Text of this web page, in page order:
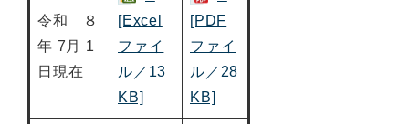
令和 ８
年 7月 1
日現在
[Excel
ファイ
ル／13
KB]
[PDF
ファイ
ル／28
KB]